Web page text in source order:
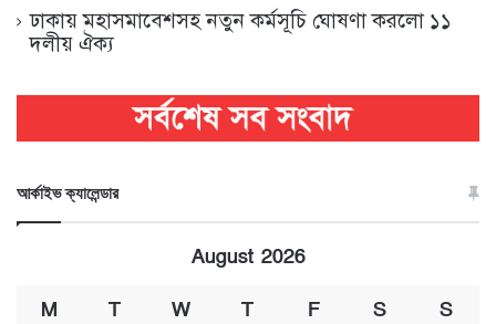
ঢাকায় মহাসমাবেশসহ নতুন কর্মসূচি ঘোষণা করলো ১১
দলীয় ঐক্য
আর্কাইভ ক্যালেন্ডার
August 2026
M T W T F S S